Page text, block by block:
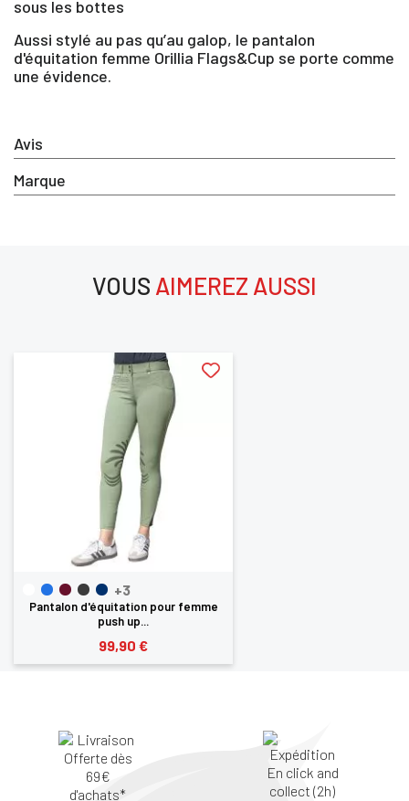
Avis
Marque
sous les bottes
Aussi stylé au pas qu’au galop, le pantalon
d'équitation femme Orillia Flags&Cup se porte comme
une évidence.
VOUS AIMEREZ AUSSI
+3
Pantalon d'équitation pour femme
push up...
99,90 €
Vous devez être connecté pour enregistrer des
produits dans votre liste d'envie
ANNULER SE